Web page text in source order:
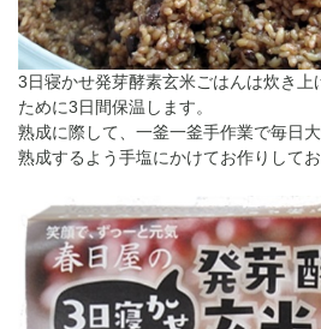
3日寝かせ発芽酵素玄米ごはんは炊き上
ために3日間保温します。
熟成に際して、一釜一釜手作業で毎日
熟成するよう手塩にかけてお作りしてお